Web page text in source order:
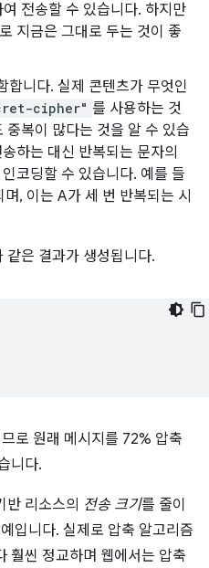
전송할 수 있습니다. 하지만
지금은 그대로 두는 것이 좋
합니다. 실제 콘텐츠가 무엇인
cipher" 를 사용하는 것
중복이 많다는 것을 알 수 있습
하는 대신 반복되는 문자의
코딩할 수 있습니다. 예를 들
며, 이는 A가 세 번 반복되는 시
같은 결과가 생성됩니다.
로 원래 메시지를 72% 압축
니다.
반 리소스의 전송 크기를 줄이
입니다. 실제로 압축 알고리즘
훨씬 정교하며 웹에서는 압축